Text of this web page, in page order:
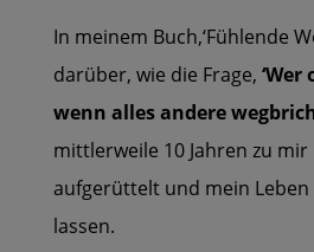
In meinem Buch‚‘Fühlende
darüber, wie die Frage‚
wenn alles andere
mittlerweile 10 Jahren zu mir
aufgerüttelt und mein
lassen.